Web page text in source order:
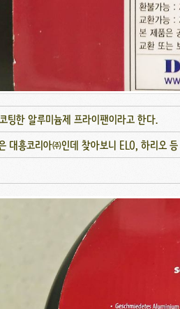
팅한 알루미늄제 프라이팬이라고 한다.
대흥코리아㈜인데 찾아보니 ELO, 하리오